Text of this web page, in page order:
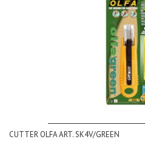
CUTTER OLFA ART. SK4V/GREEN